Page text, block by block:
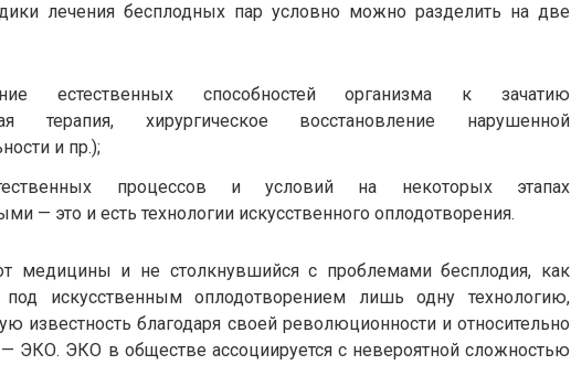
лечения бесплодных пар условно можно разделить на две
естественных способностей организма к зачатию
терапия, хирургическое восстановление нарушенной
и пр.);
процессов и условий на некоторых этапах
— это и есть технологии искусственного оплодотворения.
медицины и не столкнувшийся с проблемами бесплодия, как
под искусственным оплодотворением лишь одну технологию,
известность благодаря своей революционности и относительно
ЭКО. ЭКО в обществе ассоциируется с невероятной сложностью